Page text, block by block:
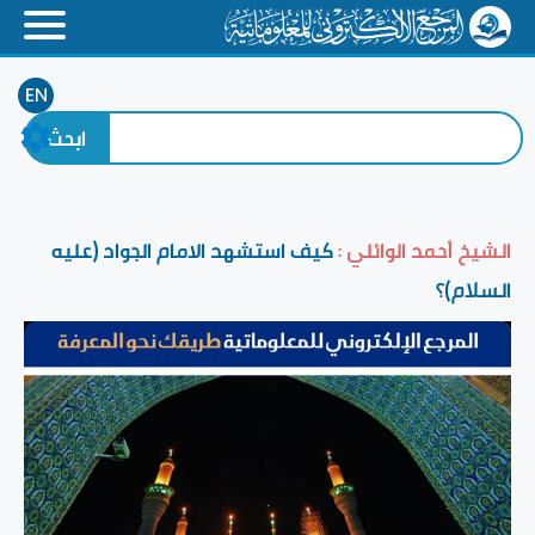
EN
الشيخ أحمد الوائلي :كيف استشهد الامام الجواد (عليه
السلام)؟